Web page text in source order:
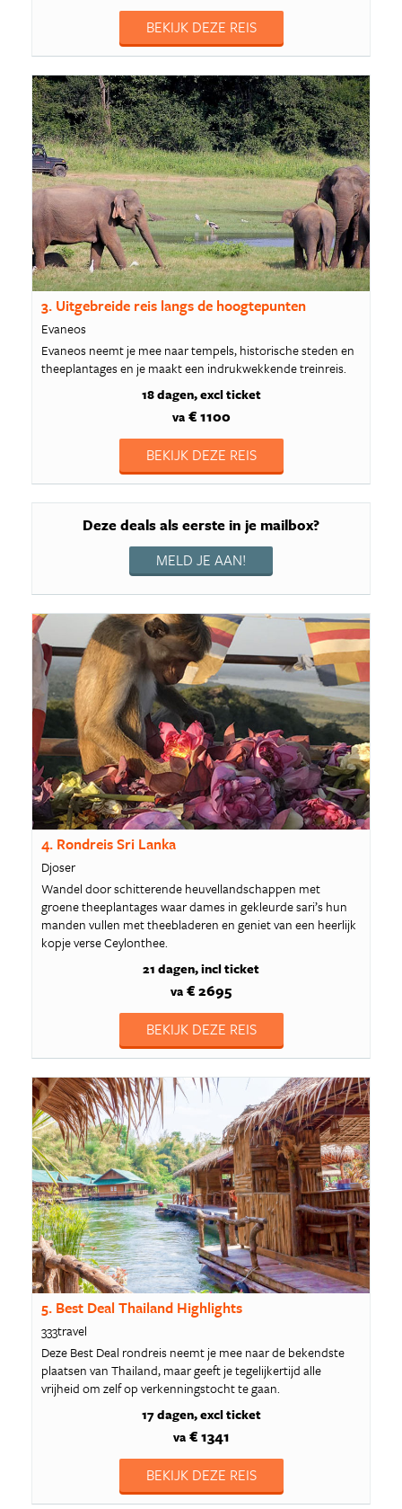
BEKIJK DEZE REIS
3. Uitgebreide reis langs de hoogtepunten
Evaneos
Evaneos neemt je mee naar tempels, historische steden en
theeplantages en je maakt een indrukwekkende treinreis.
18 dagen excl ticket
va€ 1100
BEKIJK DEZE REIS
Deze deals als eerste in je mailbox?
MELD JE AAN!
4. Rondreis Sri Lanka
Djoser
Wandel door schitterende heuvellandschappen met
groene theeplantages waar dames in gekleurde sari’s hun
manden vullen met theebladeren en geniet van een heerlijk
kopje verse Ceylonthee.
21 dagen incl ticket
va € 2695
BEKIJK DEZE REIS
5. Best Deal Thailand Highlights
333travel
Deze Best Deal rondreis neemt je mee naar de bekendste
plaatsen van Thailand, maar geeft je tegelijkertijd alle
vrijheid om zelf op verkenningstocht te gaan.
17 dagen excl ticket
va€ 1341
BEKIJK DEZE REIS